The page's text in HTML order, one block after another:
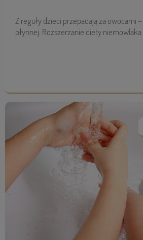
Z reguły dzieci przepadają za owocami
płynnej. Rozszerzanie diety niemowlaka ...